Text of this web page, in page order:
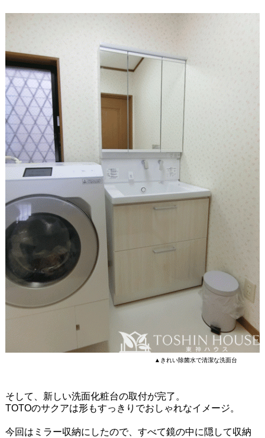
▲きれい除菌水で清潔な洗面台
そして、新しい洗面化粧台の取付が完了。
TOTOのサクアは形もすっきりでおしゃれなイメージ。
今回はミラー収納にしたので、すべて鏡の中に隠して収納